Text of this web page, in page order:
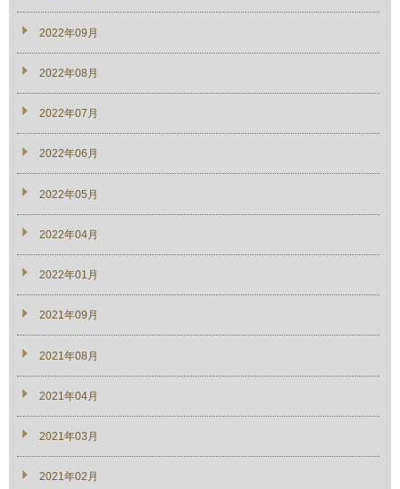
2022年09月
2022年08月
2022年07月
2022年06月
2022年05月
2022年04月
2022年01月
2021年09月
2021年08月
2021年04月
2021年03月
2021年02月